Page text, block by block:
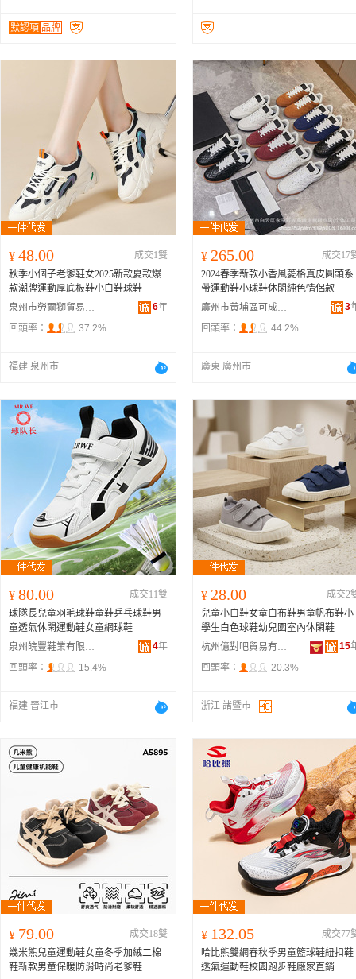
默認項 品牌
¥ 48.00
成交1雙
秋季小個子老爹鞋女2025新款夏款爆
款潮牌運動厚底板鞋小白鞋球鞋
泉州市勞爾獅貿易有限公司
6年
回頭率：
37.2%
福建 泉州市
¥ 265.00
成交17
2024春季新款小香風菱格真皮圓頭系
帶運動鞋小球鞋休閑純色情侶款
廣州市黃埔區可成高端定制鞋業店
3
回頭率：
44.2%
廣東 廣州市
¥ 80.00
成交11雙
球隊長兒童羽毛球鞋童鞋乒乓球鞋男
童透氣休閑運動鞋女童網球鞋
泉州皖豐鞋業有限公司
4年
回頭率：
15.4%
福建 晉江市
¥ 28.00
成交2
兒童小白鞋女童白布鞋男童帆布鞋小
學生白色球鞋幼兒園室內休閑鞋
杭州億對吧貿易有限公司
15
回頭率：
20.3%
浙江 諸暨市
¥ 79.00
成交18雙
幾米熊兒童運動鞋女童冬季加絨二棉
鞋新款男童保暖防滑時尚老爹鞋
¥ 132.05
成交77
哈比熊雙網春秋季男童籃球鞋紐扣鞋
透氣運動鞋校園跑步鞋廠家直銷